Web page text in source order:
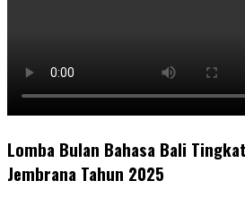
Lomba Bulan Bahasa Bali
Jembrana Tahun 2025